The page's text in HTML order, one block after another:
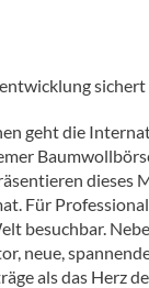
geht die
dieses
Für
besuchbar.
neue,
als das Herz